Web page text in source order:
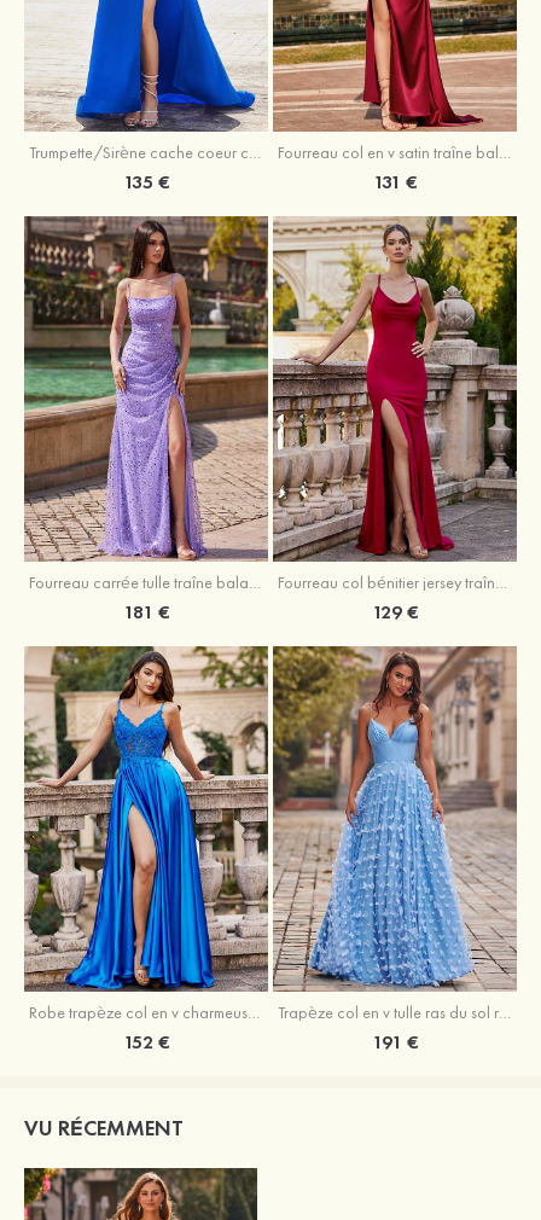
Trumpette/Sirène cache coeur charmeuse traîne balayage robe de bal
135 €
Fourreau col en v satin traîne balayage robe de bal
131 €
Fourreau carrée tulle traîne balayage robe de bal
181 €
Fourreau col bénitier jersey traîne balayage robe de bal
129 €
Robe trapèze col en v charmeuse traîne balayage robe de bal
152 €
Trapèze col en v tulle ras du sol robe de bal avec papillon
191 €
VU RÉCEMMENT